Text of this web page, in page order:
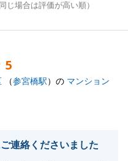
じ場合は評価が高い順）
5
（参宮橋駅）の マンション
連絡くださいました